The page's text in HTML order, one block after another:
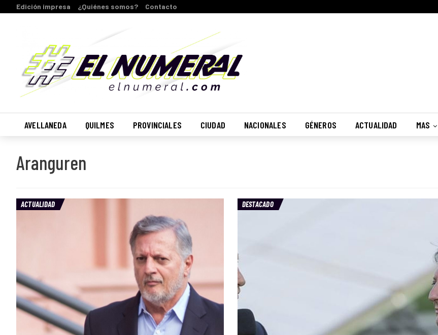
Edición impresa ¿Quiénes somos? Contacto
AVELLANEDA QUILMES PROVINCIALES CIUDAD NACIONALES GÉNEROS ACTUALIDAD MAS
Aranguren
ACTUALIDAD DESTACADO